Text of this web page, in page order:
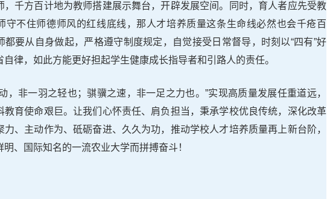
，千方百计地为教师搭建展示舞台，开辟发展空间。同时，育人者应先受教
守不住师德师风的红线底线，那人才培养质量这条生命线必然也会千疮百
都要从自身做起，严格遵守制度规定，自觉接受日常督导，时刻以“四有”好
自律，如此方能更好担起学生健康成长指导者和引路人的责任。
，非一羽之轻也；骐骥之速，非一足之力也。”实现高质量发展任重道远，
教育使命艰巨。让我们心怀责任、肩负担当，秉承学校优良传统，深化改革
力、主动作为、砥砺奋进、久久为功，推动学校人才培养质量再上新台阶，
明、国际知名的一流农业大学而拼搏奋斗！